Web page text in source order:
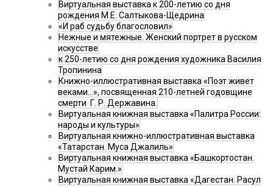
Виртуальная выставка к 200-летию со дня
рождения М.Е. Салтыкова-Щедрина
«И раб судьбу благословил»
Нежные и мятежные. Женский портрет в русском
искусстве
к 250-летию со дня рождения художника Василия
Тропинина
Книжно-иллюстративная выставка «Поэт живет
веками…», посвященная 210-летней годовщине
смерти Г. Р. Державина.
Виртуальная книжная выставка «Палитра России:
народы и культуры»
Виртуальная книжно-иллюстративная выставка
«Татарстан. Муса Джалиль»
Виртуальная книжная выставка «Башкортостан.
Мустай Карим.»
Виртуальная книжная выставка «Дагестан. Расул